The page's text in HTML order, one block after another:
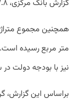
گزارش بانک مرکزی، ۷.۸ درصد کمتر از پاییز سال قبل بوده‌اند.
متر مربع رسیده
نیز با بودجه دولت در سال ۹۹
براساس این گزارش،